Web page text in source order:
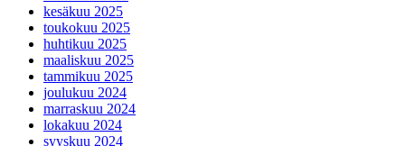
kesäkuu 2025
toukokuu 2025
huhtikuu 2025
maaliskuu 2025
tammikuu 2025
joulukuu 2024
marraskuu 2024
lokakuu 2024
syyskuu 2024